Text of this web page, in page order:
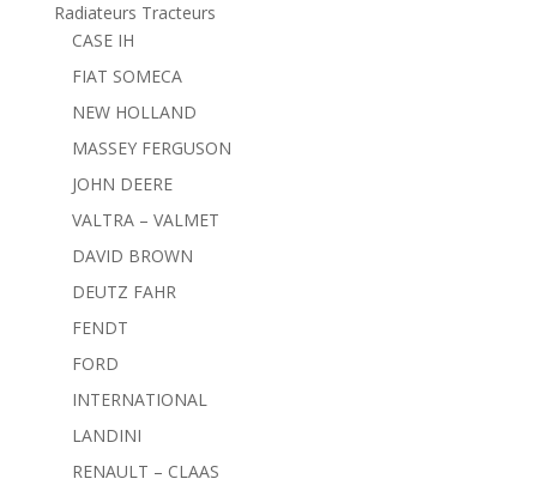
Radiateurs Tracteurs
CASE IH
FIAT SOMECA
NEW HOLLAND
MASSEY FERGUSON
JOHN DEERE
VALTRA – VALMET
DAVID BROWN
DEUTZ FAHR
FENDT
FORD
INTERNATIONAL
LANDINI
RENAULT – CLAAS